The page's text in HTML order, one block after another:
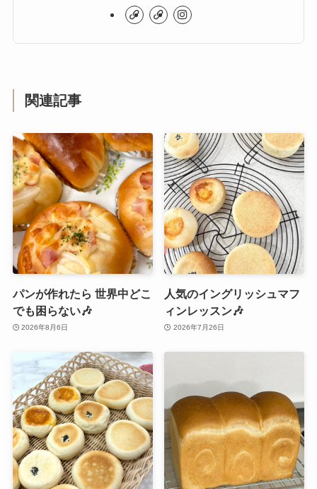
関連記事
パンが作れたら 世界中どこ
でも困らない🎶
2026年8月6日
人気のイングリッシュマフ
ィンレッスン🎶
2026年7月26日